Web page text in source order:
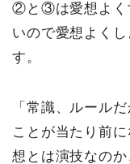
②と③は愛想よく
いので愛想よく
す。
「常識、ルール
ことが当たり前
想とは演技なの